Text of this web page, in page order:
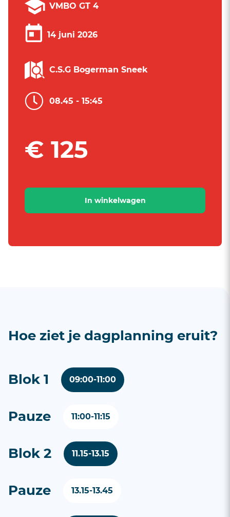
VMBO GT 4
14 juni 2026
C.S.G Bogerman Sneek
08.45 - 15:45
€ 125
In winkelwagen
Hoe ziet je dagplanning eruit?
Blok 1 09:00-11:00
Pauze 11:00-11:15
Blok 2 11.15-13.15
Pauze 13.15-13.45